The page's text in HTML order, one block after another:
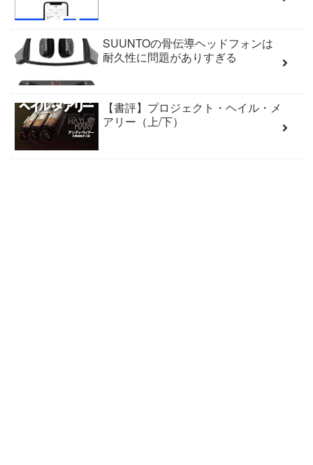
SUUNTOの骨伝導ヘッドフォンは
耐久性に問題がありすぎる
【書評】プロジェクト・ヘイル・メ
アリー（上/下）